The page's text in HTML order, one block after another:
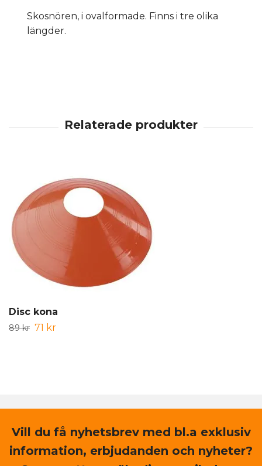
Skosnören, i ovalformade. Finns i tre olika
längder.
Disc kona
89 kr 71 kr
Vill du få nyhetsbrev med bl.a exklusiv
information, erbjudanden och nyheter?